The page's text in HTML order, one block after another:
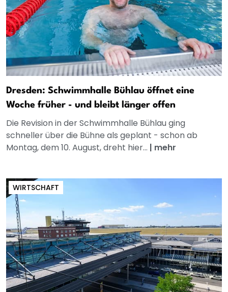
Dresden: Schwimmhalle Bühlau öffnet eine
Woche früher - und bleibt länger offen
Die Revision in der Schwimmhalle Bühlau ging
schneller über die Bühne als geplant - schon ab
Montag, dem 10. August, dreht hier... | mehr
WIRTSCHAFT